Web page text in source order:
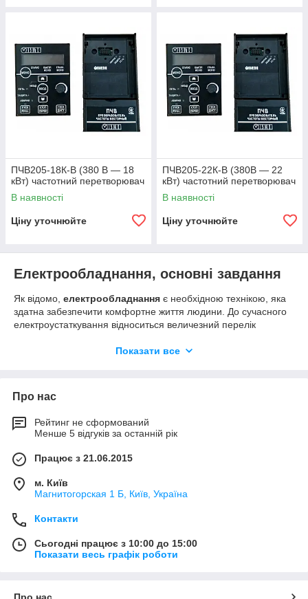
ПЧВ205-18К-В (380 В — 18
кВт) частотний перетворювач
В наявності
Ціну уточнюйте
ПЧВ205-22К-В (380В — 22
кВт) частотний перетворювач
В наявності
Ціну уточнюйте
Електрообладнання, основні завдання
Як відомо, електрообладнання є необхідною технікою, яка
здатна забезпечити комфортне життя людини. До сучасного
електроустаткування відноситься величезний перелік
комфорту і безпеки на високий рівень. По-перше, за
Серед основних функцій
виділяють управління різноманітними промисловими і
побутовими приладами. До них відносять різні пристрої з
таймерами включення і виключення, датчиками руху.
основні потреби будь-яких житлових комплексів,
Наше електрообладнання характеризується надійністю,
Всілякі фільтри для підбору продукції, розміщені на сайті
допоможуть Вам підібрати обладнання по необхідним
параметрам. Менеджери нашої компанії нададуть
кваліфіковану консультацію, надавши будь-яку інформацію
Щоб купити електрообладнання в Києві (Україні)
Показати все
Про нас
Рейтинг не сформований
Менше 5 відгуків за останній рік
Працює з 21.06.2015
м. Київ
Магнитогорская 1 Б, Київ, Україна
Контакти
Сьогодні працює з 10:00 до 15:00
Показати весь графік роботи